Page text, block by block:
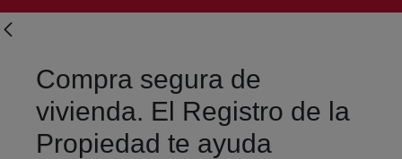
Compra segura de
vivienda. El Registro de la
Propiedad te ayuda